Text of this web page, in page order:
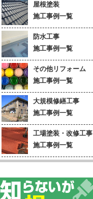
屋根塗装
施工事例一覧
防水工事
施工事例一覧
その他リフォーム
施工事例一覧
大規模修繕工事
施工事例一覧
工場塗装・改修工事
施工事例一覧